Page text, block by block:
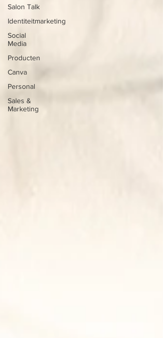
Salon Talk
Identiteitmarketing
Social
Media
Producten
Canva
Personal
Sales &
Marketing